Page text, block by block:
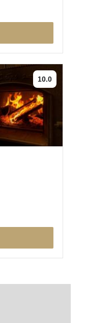
10.0